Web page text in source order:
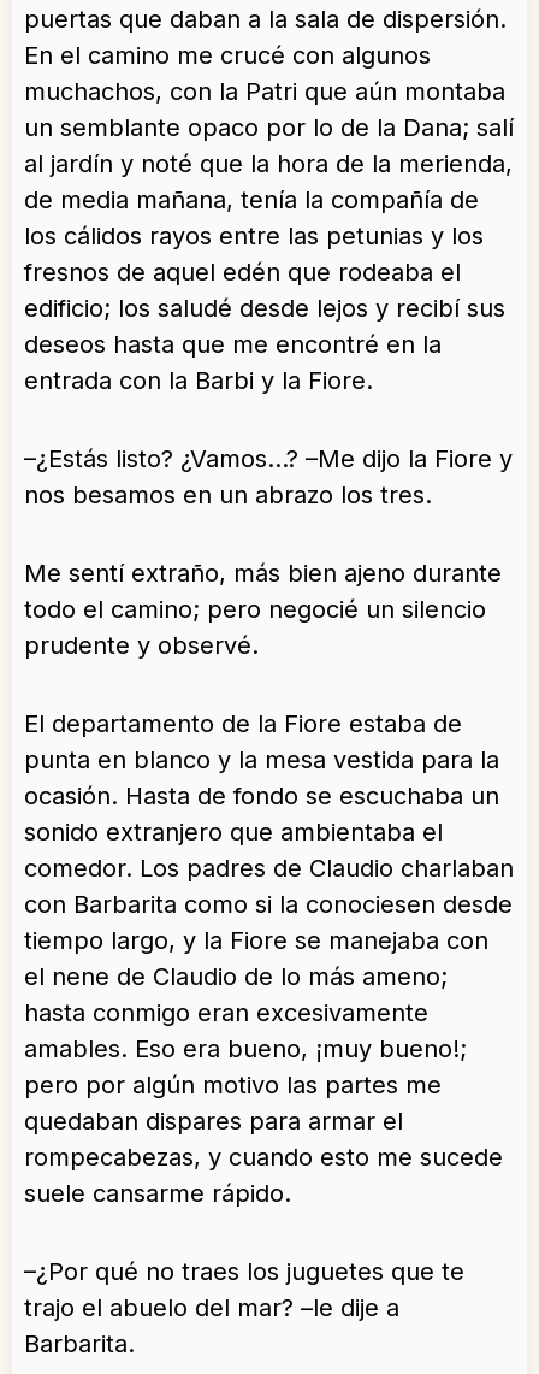
puertas que daban a la sala de dispersión.
En el camino me crucé con algunos
muchachos, con la Patri que aún montaba
un semblante opaco por lo de la Dana; salí
al jardín y noté que la hora de la merienda,
de media mañana, tenía la compañía de
los cálidos rayos entre las petunias y los
fresnos de aquel edén que rodeaba el
edificio; los saludé desde lejos y recibí sus
deseos hasta que me encontré en la
entrada con la Barbi y la Fiore.
–¿Estás listo? ¿Vamos…? –Me dijo la Fiore y
nos besamos en un abrazo los tres.
Me sentí extraño, más bien ajeno durante
todo el camino; pero negocié un silencio
prudente y observé.
El departamento de la Fiore estaba de
punta en blanco y la mesa vestida para la
ocasión. Hasta de fondo se escuchaba un
sonido extranjero que ambientaba el
comedor. Los padres de Claudio charlaban
con Barbarita como si la conociesen desde
tiempo largo, y la Fiore se manejaba con
el nene de Claudio de lo más ameno;
hasta conmigo eran excesivamente
amables. Eso era bueno, ¡muy bueno!;
pero por algún motivo las partes me
quedaban dispares para armar el
rompecabezas, y cuando esto me sucede
suele cansarme rápido.
–¿Por qué no traes los juguetes que te
trajo el abuelo del mar? –le dije a
Barbarita.